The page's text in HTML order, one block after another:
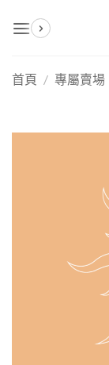
首頁 / 專屬賣場